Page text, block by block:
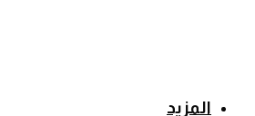
المزيد